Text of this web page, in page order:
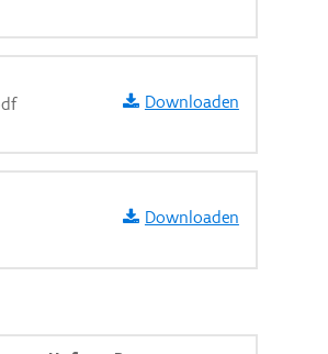
Downloaden
Downloaden